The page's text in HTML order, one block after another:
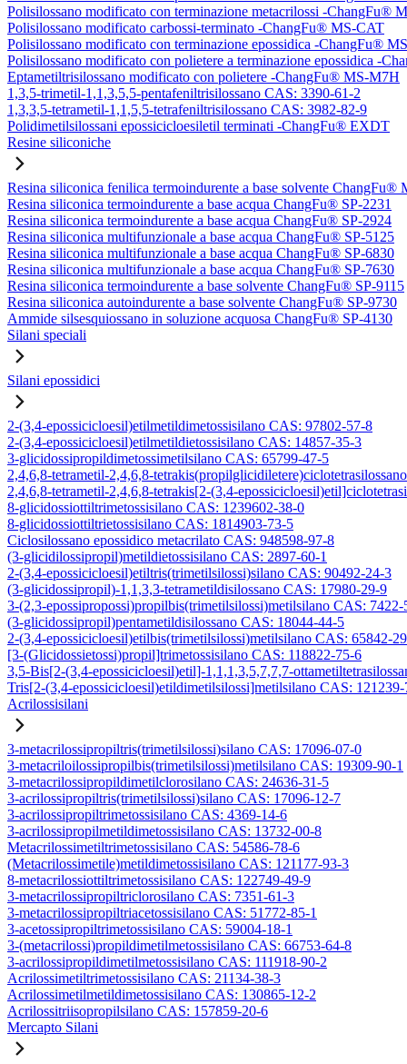
Polisilossano modificato con terminazione metacrilossi -ChangFu®
Polisilossano modificato carbossi-terminato -ChangFu® MS-CAT
Polisilossano modificato con terminazione epossidica -ChangFu®
Polisilossano modificato con polietere a terminazione epossidica -
Eptametiltrisilossano modificato con polietere -ChangFu® MS-M7H
1,3,5-trimetil-1,1,3,5,5-pentafeniltrisilossano CAS: 3390-61-2
1,3,3,5-tetrametil-1,1,5,5-tetrafeniltrisilossano CAS: 3982-82-9
Polidimetilsilossani epossicicloesiletil terminati -ChangFu® EXDT
Resine siliconiche
Resina siliconica fenilica termoindurente a base solvente ChangFu®
Resina siliconica termoindurente a base acqua ChangFu® SP-2231
Resina siliconica termoindurente a base acqua ChangFu® SP-2924
Resina siliconica multifunzionale a base acqua ChangFu® SP-5125
Resina siliconica multifunzionale a base acqua ChangFu® SP-6830
Resina siliconica multifunzionale a base acqua ChangFu® SP-7630
Resina siliconica termoindurente a base solvente ChangFu® SP-9115
Resina siliconica autoindurente a base solvente ChangFu® SP-9730
Ammide silsesquiossano in soluzione acquosa ChangFu® SP-4130
Silani speciali
Silani epossidici
2-(3,4-epossicicloesil)etilmetildimetossisilano CAS: 97802-57-8
2-(3,4-epossicicloesil)etilmetildietossisilano CAS: 14857-35-3
3-glicidossipropildimetossimetilsilano CAS: 65799-47-5
2,4,6,8-tetrametil-2,4,6,8-
2,4,6,8-tetrametil-2,4,6,8-tetrakis[2-(3,4-
8-glicidossiottiltrimetossisilano CAS: 1239602-38-0
8-glicidossiottiltrietossisilano CAS: 1814903-73-5
Ciclosilossano epossidico metacrilato CAS: 948598-97-8
(3-glicidilossipropil)metildietossisilano CAS: 2897-60-1
2-(3,4-epossicicloesil)etiltris(trimetilsilossi)silano CAS: 90492-24-3
(3-glicidossipropil)-1,1,3,3-tetrametildisilossano CAS: 17980-29-9
3-(2,3-epossipropossi)propilbis(trimetilsilossi)metilsilano CAS: 7422-
(3-glicidossipropil)pentametildisilossano CAS: 18044-44-5
2-(3,4-epossicicloesil)etilbis(trimetilsilossi)metilsilano CAS: 65842-
[3-(Glicidossietossi)propil]trimetossisilano CAS: 118822-75-6
3,5-Bis[2-(3,4-epossicicloesil)etil]-1,1,1,3,5,7,7,7-
Tris[2-(3,4-epossicicloesil)etildimetilsilossi]metilsilano CAS: 121239-
Acrilossisilani
3-metacrilossipropiltris(trimetilsilossi)silano CAS: 17096-07-0
3-metacriloilossipropilbis(trimetilsilossi)metilsilano CAS: 19309-90-1
3-metacrilossipropildimetilclorosilano CAS: 24636-31-5
3-acrilossipropiltris(trimetilsilossi)silano CAS: 17096-12-7
3-acrilossipropiltrimetossisilano CAS: 4369-14-6
3-acrilossipropilmetildimetossisilano CAS: 13732-00-8
Metacrilossimetiltrimetossisilano CAS: 54586-78-6
(Metacrilossimetile)metildimetossisilano CAS: 121177-93-3
8-metacrilossiottiltrimetossisilano CAS: 122749-49-9
3-metacrilossipropiltriclorosilano CAS: 7351-61-3
3-metacrilossipropiltriacetossisilano CAS: 51772-85-1
3-acetossipropiltrimetossisilano CAS: 59004-18-1
3-(metacrilossi)propildimetilmetossisilano CAS: 66753-64-8
3-acrilossipropildimetilmetossisilano CAS: 111918-90-2
Acrilossimetiltrimetossisilano CAS: 21134-38-3
Acrilossimetilmetildimetossisilano CAS: 130865-12-2
Acrilossitriisopropilsilano CAS: 157859-20-6
Mercapto Silani